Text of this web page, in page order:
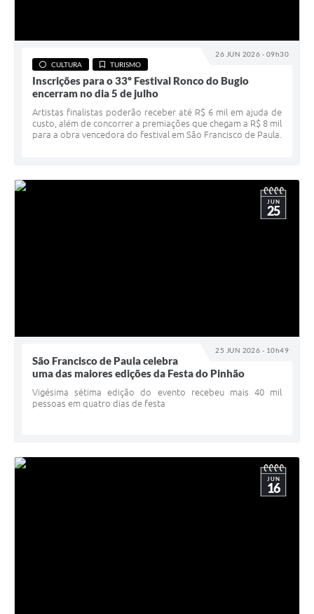
26 JUN 2026 - 09h30
CULTURA TURISMO
Inscrições para o 33º Festival Ronco do Bugio
encerram no dia 5 de julho
Artistas finalistas poderão receber até R$ 6 mil em ajuda de
custo, além de concorrer a premiações que chegam a R$ 8 mil
para a obra vencedora do festival em São Francisco de Paula.
25 JUN 2026 - 10h49
JUN
25
São Francisco de Paula celebra
uma das maiores edições da Festa do Pinhão
Vigésima sétima edição do evento recebeu mais 40 mil
pessoas em quatro dias de festa
JUN
16